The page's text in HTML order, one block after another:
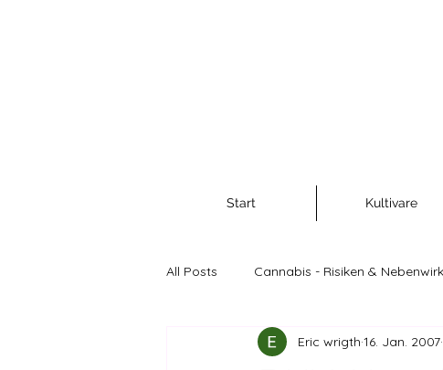
Start Kultivare
All Posts Cannabis - Risiken &
Cannabis als Rohstoff und Nahrungsm
Eric wrigth 16. Jan. 2007